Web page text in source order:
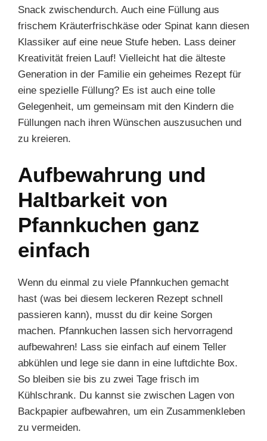
Snack zwischendurch. Auch eine Füllung aus
frischem Kräuterfrischkäse oder Spinat kann diesen
Klassiker auf eine neue Stufe heben. Lass deiner
Kreativität freien Lauf! Vielleicht hat die älteste
Generation in der Familie ein geheimes Rezept für
eine spezielle Füllung? Es ist auch eine tolle
Gelegenheit, um gemeinsam mit den Kindern die
Füllungen nach ihren Wünschen auszusuchen und
zu kreieren.
Aufbewahrung und
Haltbarkeit von
Pfannkuchen ganz
einfach
Wenn du einmal zu viele Pfannkuchen gemacht
hast (was bei diesem leckeren Rezept schnell
passieren kann), musst du dir keine Sorgen
machen. Pfannkuchen lassen sich hervorragend
aufbewahren! Lass sie einfach auf einem Teller
abkühlen und lege sie dann in eine luftdichte Box.
So bleiben sie bis zu zwei Tage frisch im
Kühlschrank. Du kannst sie zwischen Lagen von
Backpapier aufbewahren, um ein Zusammenkleben
zu vermeiden.